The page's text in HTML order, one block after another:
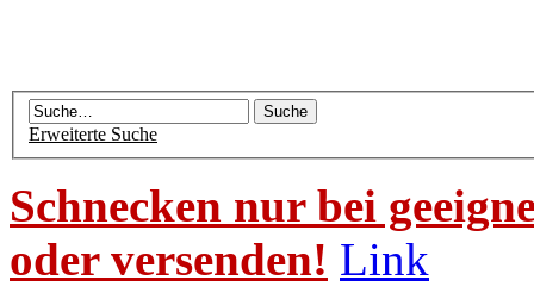
Erweiterte Suche
Schnecken nur bei
oder versenden! Link